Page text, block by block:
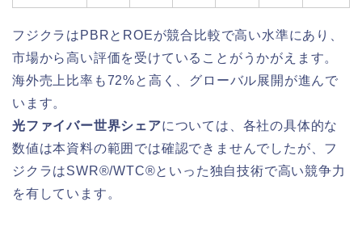
フジクラはPBRとROEが競合比較で高い水準にあり、
市場から高い評価を受けていることがうかがえます。
海外売上比率も72%と高く、グローバル展開が進んで
います。
光ファイバー世界シェアについては、各社の具体的な
数値は本資料の範囲では確認できませんでしたが、フ
ジクラはSWR®/WTC®といった独自技術で高い競争力
を有しています。